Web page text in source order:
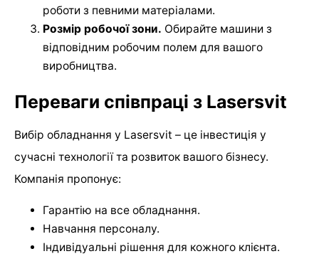
роботи з певними матеріалами.
Розмір робочої зони. Обирайте машини з
відповідним робочим полем для вашого
виробництва.
Переваги співпраці з Lasersvit
Вибір обладнання у Lasersvit – це інвестиція у
сучасні технології та розвиток вашого бізнесу.
Компанія пропонує:
Гарантію на все обладнання.
Навчання персоналу.
Індивідуальні рішення для кожного клієнта.